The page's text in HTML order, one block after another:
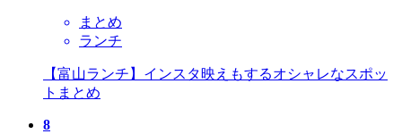
まとめ
ランチ
【富山ランチ】インスタ映えもするオシャレなスポッ
トまとめ
8